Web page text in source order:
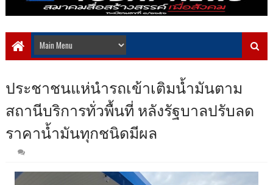
ประชาชนแห่นำรถเข้าเติมน้ำมันตาม
สถานีบริการทั่วพื้นที่ หลังรัฐบาลปรับลด
ราคาน้ำมันทุกชนิดมีผล